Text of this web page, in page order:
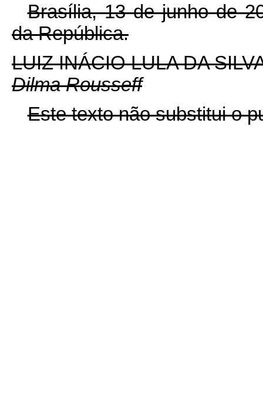
Brasília, 13 de junho de
da República.
LUIZ INÁCIO LULA DA
Dilma Rousseff
Este texto não substitui o